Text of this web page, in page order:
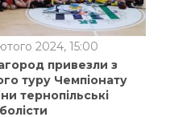
2024, 15:00
привезли з
туру Чемпіонату
тернопільські